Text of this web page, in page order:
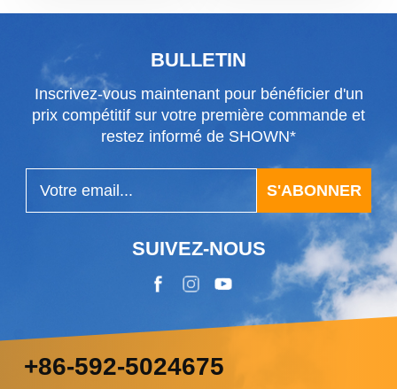
BULLETIN
Inscrivez-vous maintenant pour bénéficier d'un
prix compétitif sur votre première commande et
restez informé de SHOWN*
S'ABONNER
SUIVEZ-NOUS
+86-592-5024675